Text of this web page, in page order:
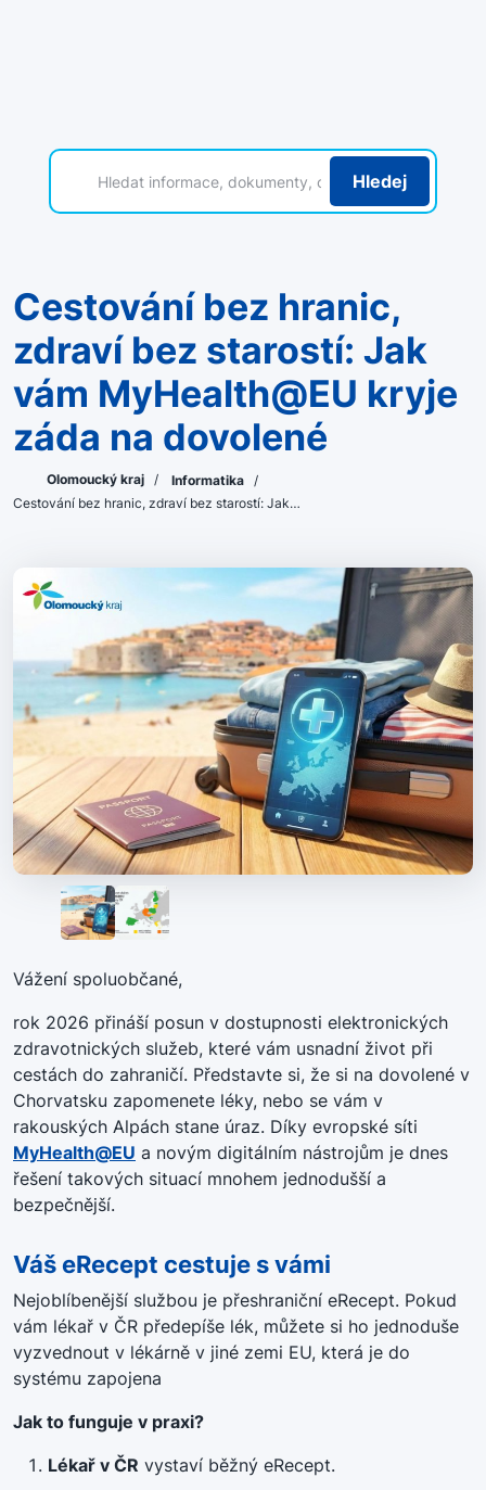
Hledej
Cestování bez hranic,
zdraví bez starostí: Jak
vám MyHealth@EU kryje
záda na dovolené
Olomoucký kraj / Informatika /
Cestování bez hranic, zdraví bez starostí: Jak…
Vážení spoluobčané,
rok 2026 přináší posun v dostupnosti elektronických
zdravotnických služeb, které vám usnadní život při
cestách do zahraničí. Představte si, že si na dovolené v
Chorvatsku zapomenete léky, nebo se vám v
rakouských Alpách stane úraz. Díky evropské síti
MyHealth@EU a novým digitálním nástrojům je dnes
řešení takových situací mnohem jednodušší a
bezpečnější.
Váš eRecept cestuje s vámi
Nejoblíbenější službou je přeshraniční eRecept. Pokud
vám lékař v ČR předepíše lék, můžete si ho jednoduše
vyzvednout v lékárně v jiné zemi EU, která je do
systému zapojena
Jak to funguje v praxi?
Lékař v ČR vystaví běžný eRecept.